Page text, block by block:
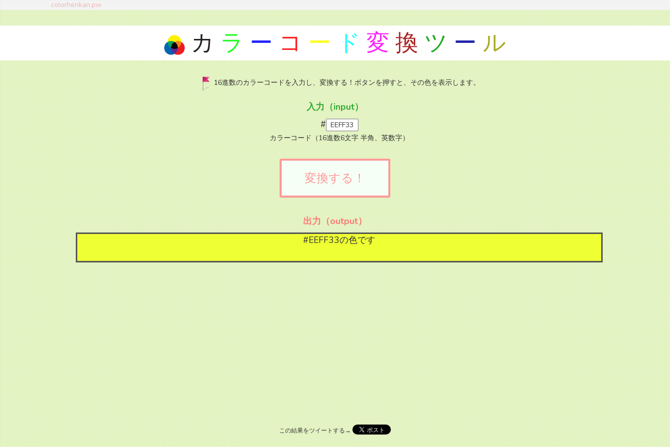
colorhenkan.pw
カ ラ ー コ ー ド 変 換 ツ ー ル
16進数のカラーコードを入力し、変換する！ボタンを押すと、その色を表示します。
入力（input）
#
カラーコード（16進数6文字 半角、英数字）
変換する！
出力（output）
#EEFF33の色です
この結果をツイートする→